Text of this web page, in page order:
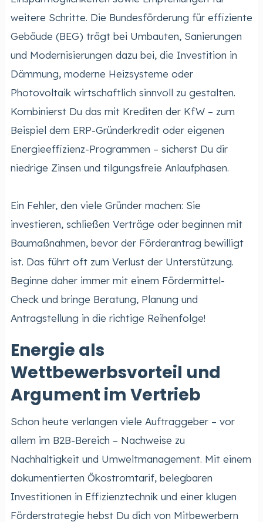
weitere Schritte. Die Bundesförderung für effiziente
Gebäude (BEG) trägt bei Umbauten, Sanierungen
und Modernisierungen dazu bei, die Investition in
Dämmung, moderne Heizsysteme oder
Photovoltaik wirtschaftlich sinnvoll zu gestalten.
Kombinierst Du das mit Krediten der KfW – zum
Beispiel dem ERP-Gründerkredit oder eigenen
Energieeffizienz-Programmen – sicherst Du dir
niedrige Zinsen und tilgungsfreie Anlaufphasen.
Ein Fehler, den viele Gründer machen: Sie
investieren, schließen Verträge oder beginnen mit
Baumaßnahmen, bevor der Förderantrag bewilligt
ist. Das führt oft zum Verlust der Unterstützung.
Beginne daher immer mit einem Fördermittel-
Check und bringe Beratung, Planung und
Antragstellung in die richtige Reihenfolge!
Energie als
Wettbewerbsvorteil und
Argument im Vertrieb
Schon heute verlangen viele Auftraggeber – vor
allem im B2B-Bereich – Nachweise zu
Nachhaltigkeit und Umweltmanagement. Mit einem
dokumentierten Ökostromtarif, belegbaren
Investitionen in Effizienztechnik und einer klugen
Förderstrategie hebst Du dich von Mitbewerbern